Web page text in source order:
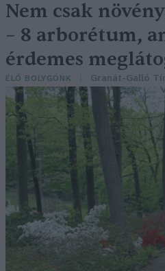
Nem csak
– 8 arborétum,
érdemes
ÉLŐ BOLYGÓNK Granát-Galló